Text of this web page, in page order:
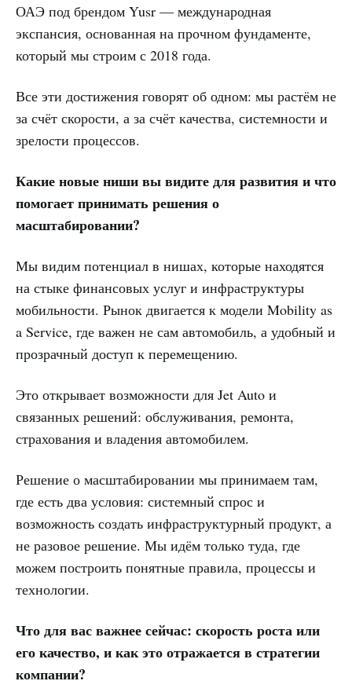
ОАЭ под брендом Yusr — международная
экспансия, основанная на прочном фундаменте,
который мы строим с 2018 года.
Все эти достижения говорят об одном: мы растём не
за счёт скорости, а за счёт качества, системности и
зрелости процессов.
Какие новые ниши вы видите для развития и что
помогает принимать решения о
масштабировании?
Мы видим потенциал в нишах, которые находятся
на стыке финансовых услуг и инфраструктуры
мобильности. Рынок двигается к модели Mobility as
a Service, где важен не сам автомобиль, а удобный и
прозрачный доступ к перемещению.
Это открывает возможности для Jet Auto и
связанных решений: обслуживания, ремонта,
страхования и владения автомобилем.
Решение о масштабировании мы принимаем там,
где есть два условия: системный спрос и
возможность создать инфраструктурный продукт, а
не разовое решение. Мы идём только туда, где
можем построить понятные правила, процессы и
технологии.
Что для вас важнее сейчас: скорость роста или
его качество, и как это отражается в стратегии
компании?